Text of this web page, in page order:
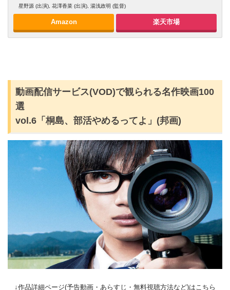
星野源 (出演), 花澤香菜 (出演), 湯浅政明 (監督)
Amazon 楽天市場
動画配信サービス(VOD)で観られる名作映画100
選
vol.6「桐島、部活やめるってよ」(邦画)
↓作品詳細ページ(予告動画・あらすじ・無料視聴方法など)はこちら